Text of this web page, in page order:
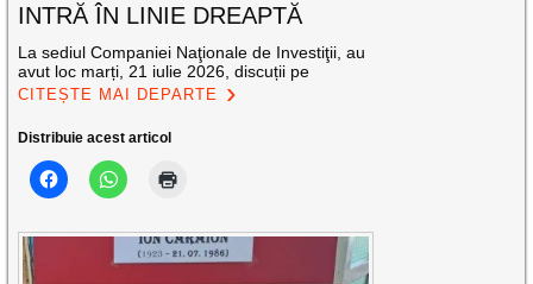
INTRĂ ÎN LINIE DREAPTĂ
La sediul Companiei Naţionale de Investiţii, au
avut loc marți, 21 iulie 2026, discuții pe
CITEȘTE MAI DEPARTE
Distribuie acest articol